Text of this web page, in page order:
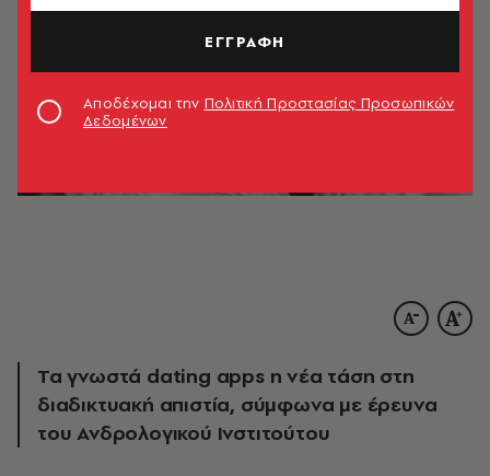
Τα γνωστά dating apps η νέα τάση στη
διαδικτυακή απιστία, σύμφωνα με έρευνα
του Ανδρολογικού Ινστιτούτου
ΕΓΓΡΑΦΗ
Αποδέχομαι την Πολιτική Προστασίας Προσωπικών
Δεδομένων